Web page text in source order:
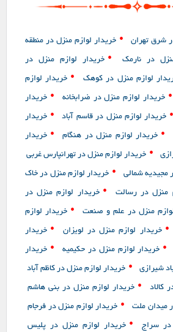
شرق تهران • خریدار لوازم منزل در منطقه
در نارمک • خریدار لوازم منزل در
لوازم منزل در کوهک • خریدار لوازم
• خریدار لوازم منزل در ضرابخانه • خریدار
• خریدار لوازم منزل در قاسم آباد • خریدار
• خریدار لوازم منزل در هنگام • خریدار
• خریدار لوازم منزل در تهرانپارس غربی
مجیدیه شمالی • خریدار لوازم منزل در خاک
منزل در رسالت • خریدار لوازم منزل در
منزل در علم و صنعت • خریدار لوازم
• خریدار لوازم منزل در لویزان • خریدار
• خریدار لوازم منزل در حکیمیه • خریدار
شیرازی • خریدار لوازم منزل در کاظم آباد
کالاد • خریدار لوازم منزل در بنی هاشم
میدان ملت • خریدار لوازم منزل در فرجام
در سراج • خریدار لوازم منزل در پلیس